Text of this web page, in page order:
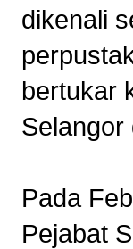
dikenali
bertukar
Selangor
Pada
Pejabat